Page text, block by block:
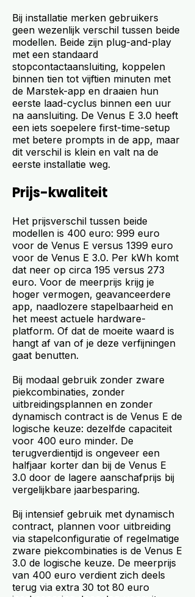
Bij installatie merken gebruikers
geen wezenlijk verschil tussen beide
modellen. Beide zijn plug-and-play
met een standaard
stopcontactaansluiting, koppelen
binnen tien tot vijftien minuten met
de Marstek-app en draaien hun
eerste laad-cyclus binnen een uur
na aansluiting. De Venus E 3.0 heeft
een iets soepelere first-time-setup
met betere prompts in de app, maar
dit verschil is klein en valt na de
eerste installatie weg.
Prijs-kwaliteit
Het prijsverschil tussen beide
modellen is 400 euro: 999 euro
voor de Venus E versus 1399 euro
voor de Venus E 3.0. Per kWh komt
dat neer op circa 195 versus 273
euro. Voor de meerprijs krijg je
hoger vermogen, geavanceerdere
app, naadlozere stapelbaarheid en
het meest actuele hardware-
platform. Of dat de moeite waard is
hangt af van of je deze verfijningen
gaat benutten.
Bij modaal gebruik zonder zware
piekcombinaties, zonder
uitbreidingsplannen en zonder
dynamisch contract is de Venus E de
logische keuze: dezelfde capaciteit
voor 400 euro minder. De
terugverdientijd is ongeveer een
halfjaar korter dan bij de Venus E
3.0 door de lagere aanschafprijs bij
vergelijkbare jaarbesparing.
Bij intensief gebruik met dynamisch
contract, plannen voor uitbreiding
via stapelconfiguratie of regelmatige
zware piekcombinaties is de Venus E
3.0 de logische keuze. De meerprijs
van 400 euro verdient zich deels
terug via extra 30 tot 80 euro